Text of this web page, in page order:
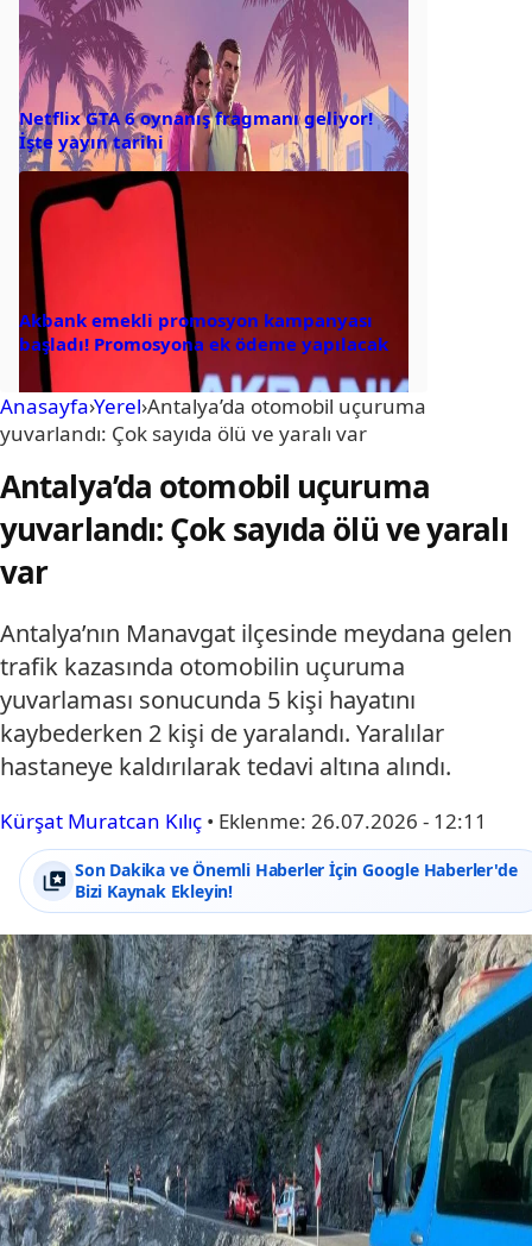
Netflix GTA 6 oynanış fragmanı geliyor!
İşte yayın tarihi
Akbank emekli promosyon kampanyası
başladı! Promosyona ek ödeme yapılacak
Anasayfa›Yerel›Antalya’da otomobil uçuruma
yuvarlandı: Çok sayıda ölü ve yaralı var
Antalya’da otomobil uçuruma
yuvarlandı: Çok sayıda ölü ve yaralı
var
Antalya’nın Manavgat ilçesinde meydana gelen
trafik kazasında otomobilin uçuruma
yuvarlaması sonucunda 5 kişi hayatını
kaybederken 2 kişi de yaralandı. Yaralılar
hastaneye kaldırılarak tedavi altına alındı.
Kürşat Muratcan Kılıç • Eklenme: 26.07.2026 - 12:11
Son Dakika ve Önemli Haberler İçin Google Haberler'de
Bizi Kaynak Ekleyin!